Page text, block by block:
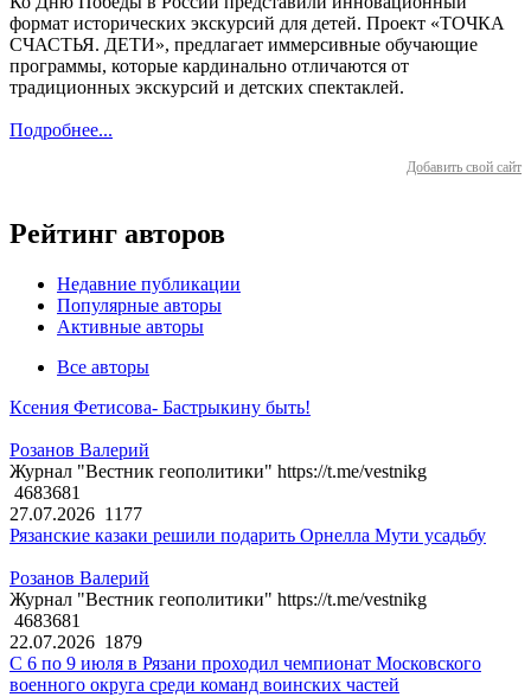
формат исторических экскурсий для детей. Проект «ТОЧКА
СЧАСТЬЯ. ДЕТИ», предлагает иммерсивные обучающие
программы, которые кардинально отличаются от
традиционных экскурсий и детских спектаклей.
Подробнее...
Добавить свой сайт
Рейтинг авторов
Недавние публикации
Популярные авторы
Активные авторы
Все авторы
Ксения Фетисова- Бастрыкину быть!
Розанов Валерий
Журнал "Вестник геополитики" https://t.me/vestnikg
4683681
27.07.2026 1177
Рязанские казаки решили подарить Орнелла Мути усадьбу
Розанов Валерий
Журнал "Вестник геополитики" https://t.me/vestnikg
4683681
22.07.2026 1879
С 6 по 9 июля в Рязани проходил чемпионат Московского
военного округа среди команд воинских частей